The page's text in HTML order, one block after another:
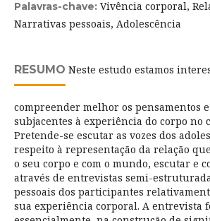
Palavras-chave: Vivência corporal,
Narrativas pessoais, Adolescência
RESUMO Neste estudo estamos
compreender melhor os pensamentos
subjacentes à experiência do corpo no
Pretende-se escutar as vozes dos
respeito à representação da relação
o seu corpo e com o mundo, escutar e
através de entrevistas semi-
pessoais dos participantes
sua experiência corporal. A entrevista